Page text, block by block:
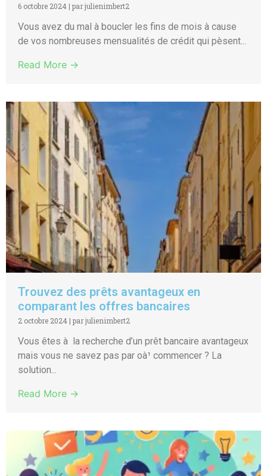
6 octobre 2024 | par julienimbert2
Vous avez du mal à boucler les fins de mois à cause
de vos nombreuses mensualités de crédit qui pèsent...
Read More →
Trouvez des prêts avantageux en
comparant les offres bancaires
2 octobre 2024 | par julienimbert2
Vous êtes à la recherche d’un prêt bancaire avantageux
mais vous ne savez pas par oà¹ commencer ? La
solution...
Read More →